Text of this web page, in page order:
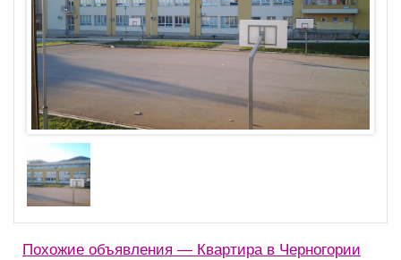
Похожие объявления — Квартира в Черногории